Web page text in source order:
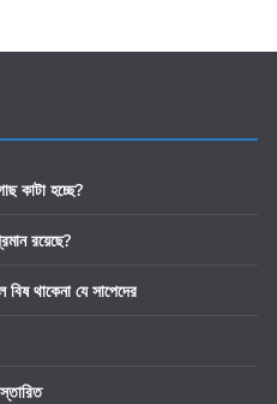
কাটা হচ্ছে?
রয়েছে?
থাকেনা যে সাপেদের